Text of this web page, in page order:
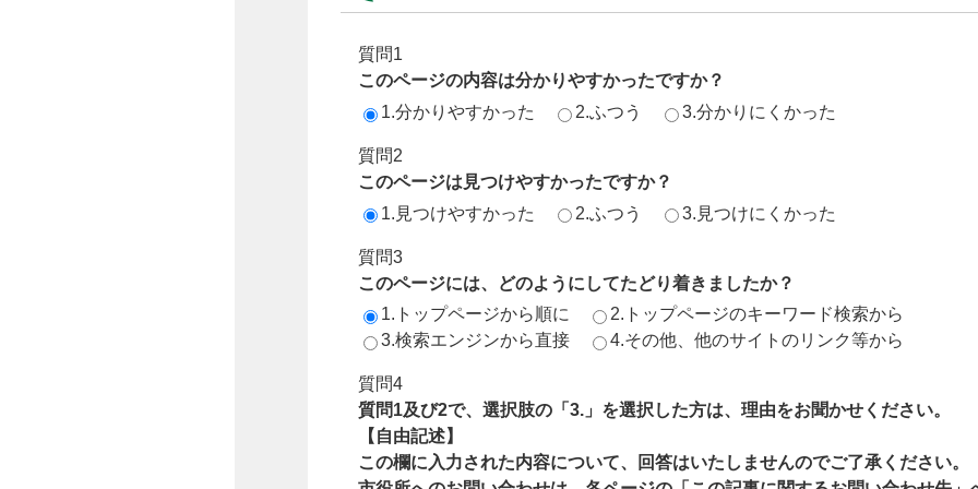
質問1
このページの内容は分かりやすかったですか？
1.分かりやすかった
2.ふつう 3.分かりにくかった
質問2
このページは見つけやすかったですか？
1.見つけやすかった
2.ふつう 3.見つけにくかった
質問3
このページには、どのようにしてたどり着きましたか？
1.トップページから順に
2.トップページのキーワード検索から
3.検索エンジンから直接
4.その他、他のサイトのリンク等から
質問4
質問1及び2で、選択肢の「3.」を選択した方は、理由をお聞かせください。
【自由記述】
この欄に入力された内容について、回答はいたしませんのでご了承ください。